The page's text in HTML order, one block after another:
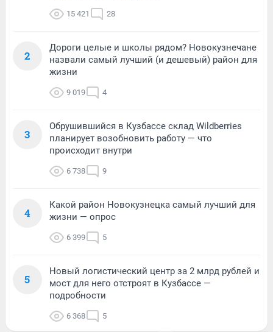
15 421 28
2
Дороги целые и школы рядом? Новокузнечане
назвали самый лучший (и дешевый) район для
жизни
9 019 4
3
Обрушившийся в Кузбассе склад Wildberries
планирует возобновить работу — что
происходит внутри
6 738 9
4
Какой район Новокузнецка самый лучший для
жизни — опрос
6 399 5
5
Новый логистический центр за 2 млрд рублей и
мост для него отстроят в Кузбассе —
подробности
6 368 5